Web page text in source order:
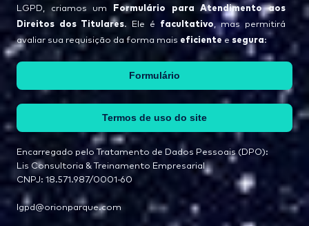
LGPD, criamos um Formulário para Atendimento aos
Direitos dos Titulares. Ele é facultativo, mas permitirá
avaliar sua requisição da forma mais eficientee segura:
Formulário
Termos de uso do site
Encarregado pelo Tratamento de Dados Pessoais (DPO):
Lis Consultoria & Treinamento Empresarial
CNPJ: 18.571.987/0001-60
lgpd@orionparque.com